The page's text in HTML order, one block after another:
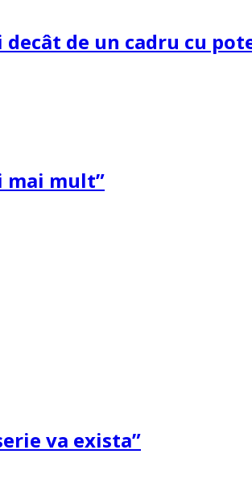
de un cadru cu
mai mult”
va exista”